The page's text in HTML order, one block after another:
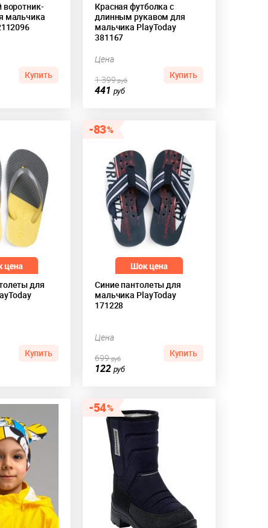
мальчика
Купить
Красная футболка с
длинным рукавом для
мальчика PlayToday
381167
Цена
441 руб
1 399руб Купить
для
Купить
83
Синие пантолеты для
мальчика PlayToday
171228
Цена
122 руб
699руб Купить
54